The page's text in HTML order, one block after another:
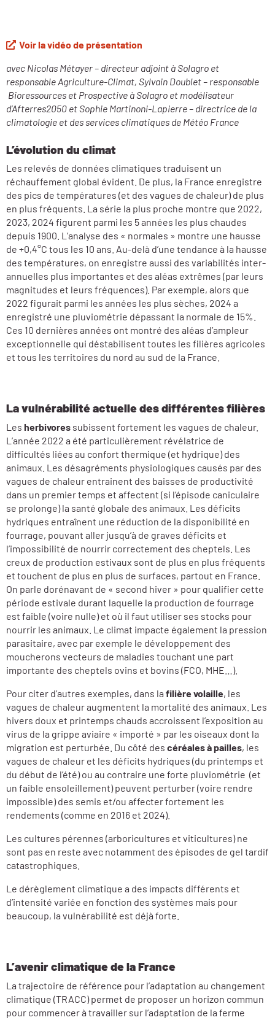
Voir la vidéo de présentation
avec Nicolas Métayer – directeur adjoint à Solagro et
responsable Agriculture-Climat, Sylvain Doublet – responsable
Bioressources et Prospective à Solagro et modélisateur
d’Afterres2050 et Sophie Martinoni-Lapierre – directrice de la
climatologie et des services climatiques de Météo France
L’évolution du climat
Les relevés de données climatiques traduisent un
réchauffement global évident. De plus, la France enregistre
des pics de températures (et des vagues de chaleur) de plus
en plus fréquents. La série la plus proche montre que 2022,
2023, 2024 figurent parmi les 5 années les plus chaudes
depuis 1900. L’analyse des « normales » montre une hausse
de +0,4°C tous les 10 ans. Au-delà d’une tendance à la hausse
des températures, on enregistre aussi des variabilités inter-
annuelles plus importantes et des aléas extrêmes (par leurs
magnitudes et leurs fréquences). Par exemple, alors que
2022 figurait parmi les années les plus sèches, 2024 a
enregistré une pluviométrie dépassant la normale de 15%.
Ces 10 dernières années ont montré des aléas d’ampleur
exceptionnelle qui déstabilisent toutes les filières agricoles
et tous les territoires du nord au sud de la France.
La vulnérabilité actuelle des différentes filières
Les herbivores subissent fortement les vagues de chaleur.
L’année 2022 a été particulièrement révélatrice de
difficultés liées au confort thermique (et hydrique) des
animaux. Les désagréments physiologiques causés par des
vagues de chaleur entrainent des baisses de productivité
dans un premier temps et affectent (si l’épisode caniculaire
se prolonge) la santé globale des animaux. Les déficits
hydriques entraînent une réduction de la disponibilité en
fourrage, pouvant aller jusqu’à de graves déficits et
l’impossibilité de nourrir correctement des cheptels. Les
creux de production estivaux sont de plus en plus fréquents
et touchent de plus en plus de surfaces, partout en France.
On parle dorénavant de « second hiver » pour qualifier cette
période estivale durant laquelle la production de fourrage
est faible (voire nulle) et où il faut utiliser ses stocks pour
nourrir les animaux. Le climat impacte également la pression
parasitaire, avec par exemple le développement des
moucherons vecteurs de maladies touchant une part
importante des cheptels ovins et bovins (FCO, MHE…).
Pour citer d’autres exemples, dans la filière volaille, les
vagues de chaleur augmentent la mortalité des animaux. Les
hivers doux et printemps chauds accroissent l’exposition au
virus de la grippe aviaire « importé » par les oiseaux dont la
migration est perturbée. Du côté des céréales à pailles, les
vagues de chaleur et les déficits hydriques (du printemps et
du début de l’été) ou au contraire une forte pluviométrie (et
un faible ensoleillement) peuvent perturber (voire rendre
impossible) des semis et/ou affecter fortement les
rendements (comme en 2016 et 2024).
Les cultures pérennes (arboricultures et viticultures) ne
sont pas en reste avec notamment des épisodes de gel tardif
catastrophiques.
Le dérèglement climatique a des impacts différents et
d’intensité variée en fonction des systèmes mais pour
beaucoup, la vulnérabilité est déjà forte.
L’avenir climatique de la France
La trajectoire de référence pour l’adaptation au changement
climatique (TRACC) permet de proposer un horizon commun
pour commencer à travailler sur l’adaptation de la ferme